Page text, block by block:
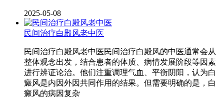
2025-05-08
民间治疗白殿风老中医
民间治疗白殿风老中医民间治疗白殿风的中医通常会从
整体观念出发，结合患者的体质、病情发展阶段等因素
进行辨证论治。他们注重调理气血、平衡阴阳，认为白
癜风是内因外因共同作用的结果。但需要明确的是，白
癜风的病因复杂